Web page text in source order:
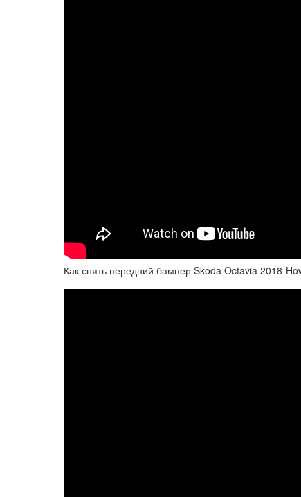
Как снять передний бампер Skoda Octavia 2018-